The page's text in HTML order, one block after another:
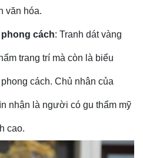
văn hóa.
cách: Tranh dát vàng
trang trí mà còn là biểu
cách. Chủ nhân của
nhận là người có gu thẩm mỹ
cao.